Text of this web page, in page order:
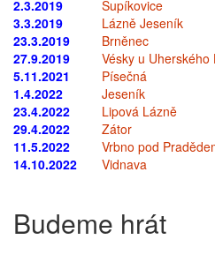
2.3.2019
Supíkovice
3.3.2019
Lázně Jeseník
23.3.2019
Brněnec
27.9.2019
Vésky u Uherského
5.11.2021
Písečná
1.4.2022
Jeseník
23.4.2022
Lipová Lázně
29.4.2022
Zátor
11.5.2022
Vrbno pod
14.10.2022
Vidnava
Budeme hrát